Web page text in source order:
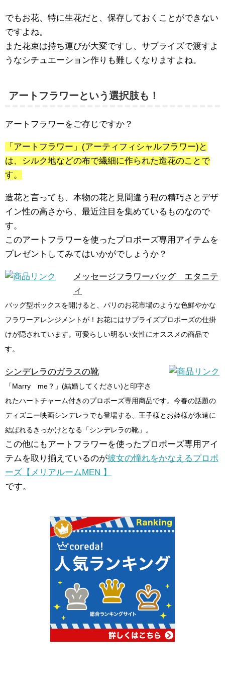
でもお花、特に生花だと、保存しておくことができない
ですよね。
また花束は持ち運びが大変ですし、サプライズで渡すよ
うなシチュエーション作りも難しくなりますよね。
アートフラワーという選択肢も！
アートフラワーをご存じですか？
「アートフラワー」(アーティフィシャルフラワー)と
は、シルク地などの布で繊細に作られた造花のことで
す。
造花と言っても、本物の花と見間違う程の精巧さとデザ
イン性の高さから、最近注目を集めているものなので
す。
このアートフラワーを使ったプロポーズ専用アイテムを
プレゼントしてみてはいかがでしょうか？
メッセージフラワーバッグ エタニテ
ィ
バッグ型ボックスを開けると、パリのお花市場のような色鮮やかな
フラワーアレンジメントが！お花にはサプライズプロポーズの仕掛
けが隠されています。可愛らしい明るい女性にオススメの商品で
す。
シンデレラのガラスの靴
「Marry me？」(結婚してください)と印字さ
れたハートチャーム付きのプロポーズ専用商品です。今春の話題の
ディズニー映画シンデレラでも登場する、王子様とお姫様が永遠に
結ばれるきっかけとなる「シンデレラの靴」。
この他にもアートフラワーを使ったプロポーズ専用アイ
テムを取り揃えているのが彼女の憧れをかなえるプロポ
ーズ【メリアルームMEN 】
です。